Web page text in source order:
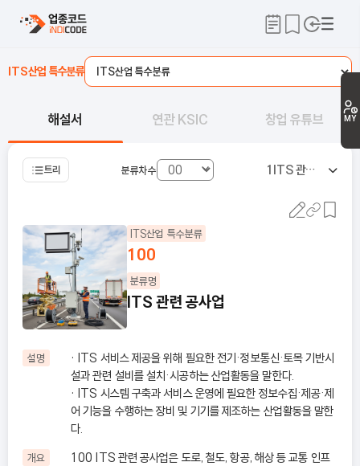
MY
ITS산업 특수분류
해설서 연관 KSIC 창업 유튜브
트리 분류차수 1 ITS 관련 공사업
ITS산업 특수분류
100
분류명
ITS 관련 공사업
설명
• ITS 서비스 제공을 위해 필요한 전기·정보통신·토목 기반시
설과 관련 설비를 설치·시공하는 산업활동을 말한다.
• ITS 시스템 구축과 서비스 운영에 필요한 정보수집·제공·제
어 기능을 수행하는 장비 및 기기를 제조하는 산업활동을 말한
다.
개요
100 ITS 관련 공사업은 도로, 철도, 항공, 해상 등 교통 인프